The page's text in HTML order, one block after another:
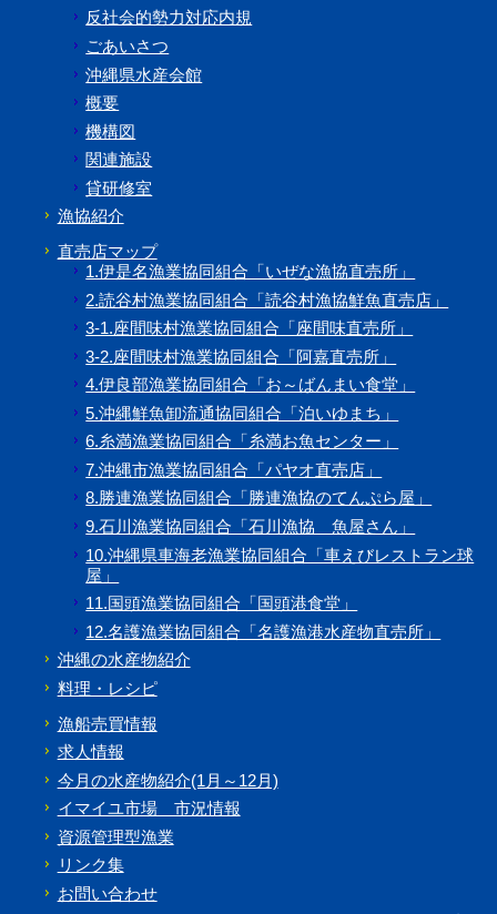
反社会的勢力対応内規
ごあいさつ
沖縄県水産会館
概要
機構図
関連施設
貸研修室
漁協紹介
直売店マップ
1.伊是名漁業協同組合「いぜな漁協直売所」
2.読谷村漁業協同組合「読谷村漁協鮮魚直売店」
3-1.座間味村漁業協同組合「座間味直売所」
3-2.座間味村漁業協同組合「阿嘉直売所」
4.伊良部漁業協同組合「お～ばんまい食堂」
5.沖縄鮮魚卸流通協同組合「泊いゆまち」
6.糸満漁業協同組合「糸満お魚センター」
7.沖縄市漁業協同組合「パヤオ直売店」
8.勝連漁業協同組合「勝連漁協のてんぷら屋」
9.石川漁業協同組合「石川漁協 魚屋さん」
10.沖縄県車海老漁業協同組合「車えびレストラン球
屋」
11.国頭漁業協同組合「国頭港食堂」
12.名護漁業協同組合「名護漁港水産物直売所」
沖縄の水産物紹介
料理・レシピ
漁船売買情報
求人情報
今月の水産物紹介(1月～12月)
イマイユ市場 市況情報
資源管理型漁業
リンク集
お問い合わせ